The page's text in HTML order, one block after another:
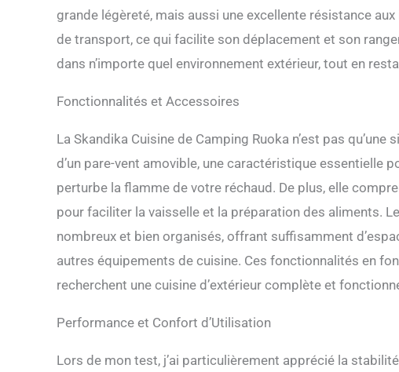
transport, la cuisine de
en plein air en camping,
grande légèreté, mais aussi une excellente résistance
de transport, ce qui facilite son déplacement et son
dans n’importe quel environnement extérieur, tout en
Fonctionnalités et Accessoires
La Skandika Cuisine de Camping Ruoka n’est pas
d’un pare-vent amovible, une caractéristique essentielle
perturbe la flamme de votre réchaud. De plus, elle
pour faciliter la vaisselle et la préparation des aliments.
nombreux et bien organisés, offrant suffisamment
autres équipements de cuisine. Ces fonctionnalités en
recherchent une cuisine d’extérieur complète et
Performance et Confort d’Utilisation
Lors de mon test, j’ai particulièrement apprécié la